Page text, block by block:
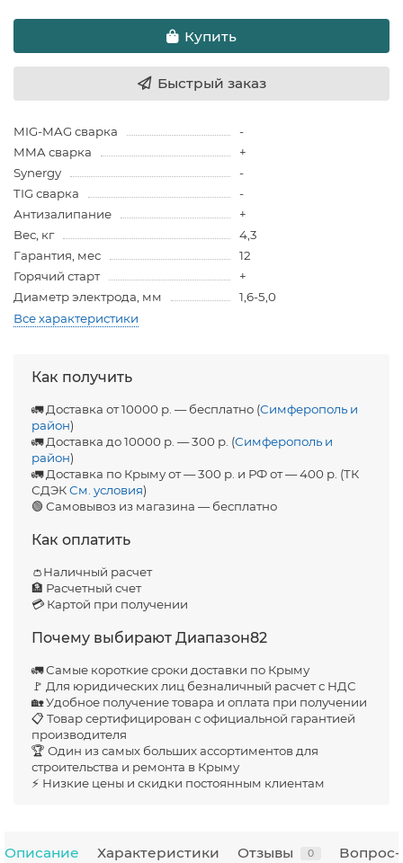
Купить
Быстрый заказ
MIG-MAG сварка
-
MMA сварка
+
Synergy
-
TIG сварка
-
Антизалипание
+
Вес, кг
4,3
Гарантия, мес
12
Горячий старт
+
Диаметр электрода, мм
1,6-5,0
Все характеристики
Как получить
🚛 Доставка от 10000 р. — бесплатно (Симферополь и
район)
🚛 Доставка до 10000 р. — 300 р. (Симферополь и
район)
🚛 Доставка по Крыму от — 300 р. и РФ от — 400 р. (ТК
СДЭКСм. условия)
🟢 Самовывоз из магазина — бесплатно
Как оплатить
👛Наличный расчет
🏦 Расчетный счет
💳 Картой при получении
Почему выбирают Диапазон82
🚛 Самые короткие сроки доставки по Крыму
🚩 Для юридических лиц безналичный расчет с НДС
🏡 Удобное получение товара и оплата при получении
📋 Товар сертифицирован с официальной гарантией
производителя
🏆 Один из самых больших ассортиментов для
строительства и ремонта в Крыму
⚡ Низкие цены и скидки постоянным клиентам
Описание Характеристики Отзывы 0 Вопрос-